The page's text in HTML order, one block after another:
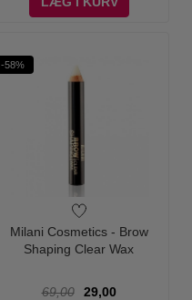
-58%
Milani Cosmetics - Brow
Shaping Clear Wax
69,00
29,00